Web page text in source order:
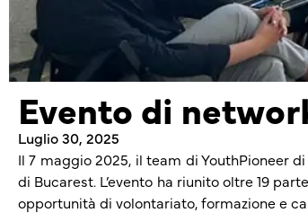
Evento di
Luglio 30, 2025
Il 7 maggio 2025, il team di YouthPioneer
di Bucarest. L’evento ha riunito oltre 19
opportunità di volontariato, formazione e